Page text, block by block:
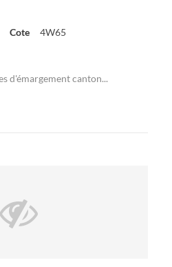
Cote 4W65
d'émargement canton...